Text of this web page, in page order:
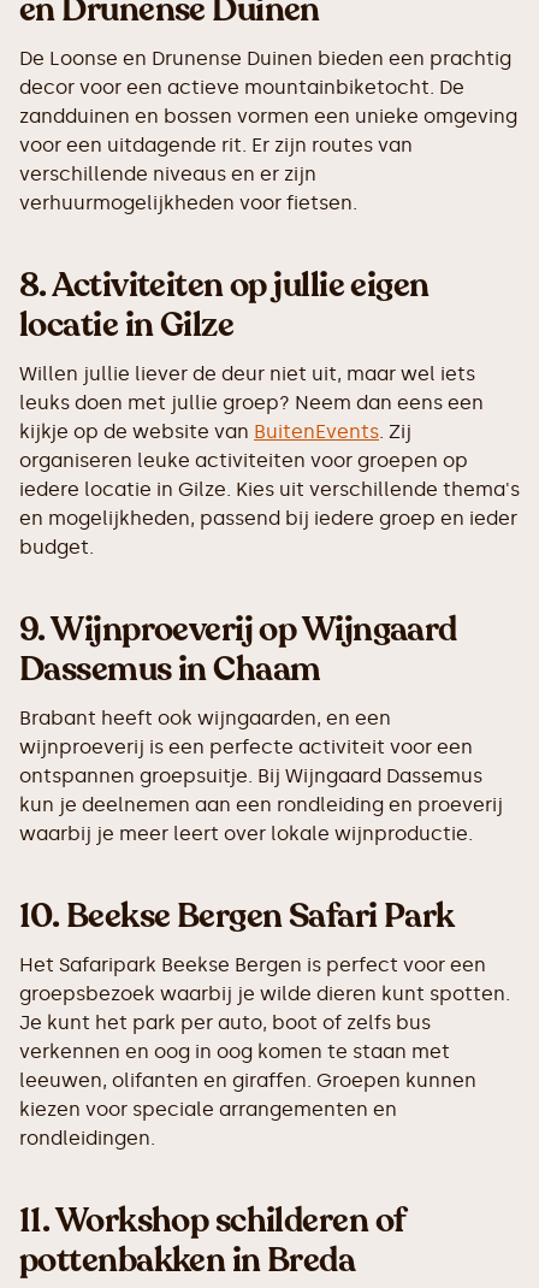
en Drunense Duinen
De Loonse en Drunense Duinen bieden een prachtig
decor voor een actieve mountainbiketocht. De
zandduinen en bossen vormen een unieke omgeving
voor een uitdagende rit. Er zijn routes van
verschillende niveaus en er zijn
verhuurmogelijkheden voor fietsen.
8. Activiteiten op jullie eigen
locatie in Gilze
Willen jullie liever de deur niet uit, maar wel iets
leuks doen met jullie groep? Neem dan eens een
kijkje op de website van BuitenEvents. Zij
organiseren leuke activiteiten voor groepen op
iedere locatie in Gilze. Kies uit verschillende thema's
en mogelijkheden, passend bij iedere groep en ieder
budget.
9.Wijnproeverij op Wijngaard
Dassemus in Chaam
Brabant heeft ook wijngaarden, en een
wijnproeverij is een perfecte activiteit voor een
ontspannen groepsuitje. Bij Wijngaard Dassemus
kun je deelnemen aan een rondleiding en proeverij
waarbij je meer leert over lokale wijnproductie.
10.Beekse Bergen Safari Park
Het Safaripark Beekse Bergen is perfect voor een
groepsbezoek waarbij je wilde dieren kunt spotten.
Je kunt het park per auto, boot of zelfs bus
verkennen en oog in oog komen te staan met
leeuwen, olifanten en giraffen. Groepen kunnen
kiezen voor speciale arrangementen en
rondleidingen.
11.Workshop schilderen of
pottenbakken in Breda